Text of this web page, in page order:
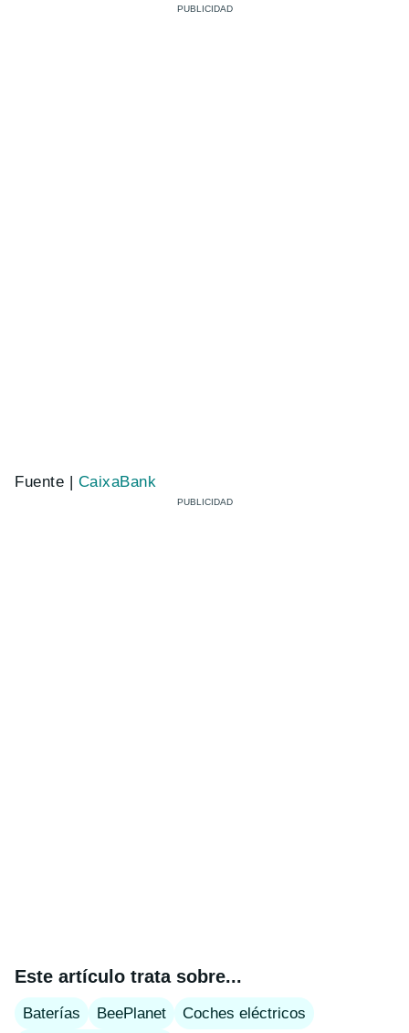
Fuente | CaixaBank
Este artículo trata sobre...
Baterías BeePlanet
Coches eléctricos